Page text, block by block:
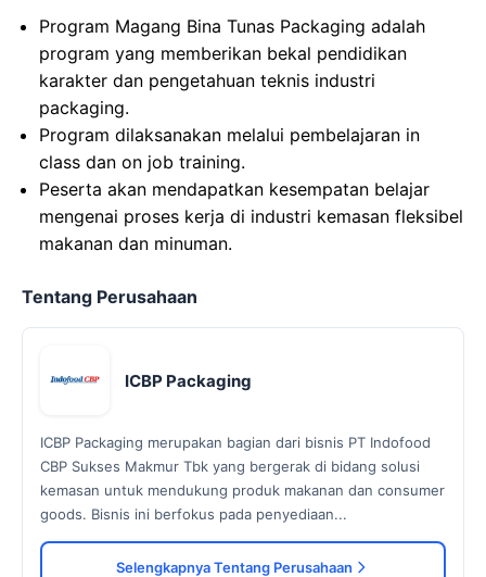
Program Magang Bina Tunas Packaging adalah
program yang memberikan bekal pendidikan
karakter dan pengetahuan teknis industri
packaging.
Program dilaksanakan melalui pembelajaran in
class dan on job training.
Peserta akan mendapatkan kesempatan belajar
mengenai proses kerja di industri kemasan fleksibel
makanan dan minuman.
Tentang Perusahaan
ICBP Packaging
ICBP Packaging merupakan bagian dari bisnis PT Indofood
CBP Sukses Makmur Tbk yang bergerak di bidang solusi
kemasan untuk mendukung produk makanan dan consumer
goods. Bisnis ini berfokus pada penyediaan...
Selengkapnya Tentang Perusahaan